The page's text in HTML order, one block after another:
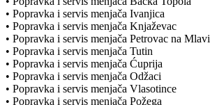
• Popravka i servis menjača Ivanjica
• Popravka i servis menjača Knjaževac
• Popravka i servis menjača Petrovac na Mlavi
• Popravka i servis menjača Tutin
• Popravka i servis menjača Ćuprija
• Popravka i servis menjača Odžaci
• Popravka i servis menjača Vlasotince
• Popravka i servis menjača Požega